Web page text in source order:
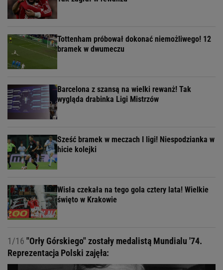
Tottenham próbował dokonać niemożliwego! 12
bramek w dwumeczu
Barcelona z szansą na wielki rewanż! Tak
wygląda drabinka Ligi Mistrzów
Sześć bramek w meczach I ligi! Niespodzianka w
hicie kolejki
Wisła czekała na tego gola cztery lata! Wielkie
święto w Krakowie
1/16 "Orły Górskiego" zostały medalistą Mundialu '74.
Reprezentacja Polski zajęła: